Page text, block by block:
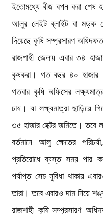
ইতোমধ্যে বীজ বপন করা শেষ
আলুর লেইট ব্লাইট বা মড়ক
দিয়েছে কৃষি সম্প্রসারণ
রাজশাহী জেলায় এবার ৩৪
কৃষকরা। গত বছর ৪০ হাজার
গতবার কৃষি অফিসের
চাষ। যা লক্ষ্যমাত্রা ছাড়িয়ে
৩৫ হাজার হেক্টর জমিতে। তবে
বর্তমানে আলু ক্ষেতের
প্রতিরোধে ব্যস্ত সময় পার
পর্যাপ্ত সেচ সুবিধা থাকায়
তারা। তবে এবারও দাম নিয়ে
রাজশাহী কৃষি সম্প্রসারণ